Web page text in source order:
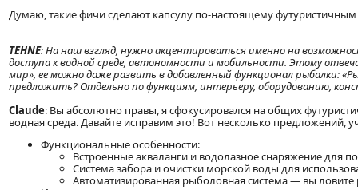
Думаю, такие фичи сделают капсулу по-настоящему
TEHNE: На наш взгляд, нужно акцентироваться именно на
доступа к водной среде, автономности и мобильности. Этому
мир», ее можно даже развить в добавленный функционал рыбалки:
предложить? Отдельно по функциям, интерьеру, оборудованию,
Claude: Вы абсолютно правы, я сфокусировался на общих
водная среда. Давайте исправим это! Вот несколько
Функциональные особенности:
Встроенные акваланги и водолазное снаряжение для
Система забора и очистки морской воды для
Автоматизированная рыболовная система — вы